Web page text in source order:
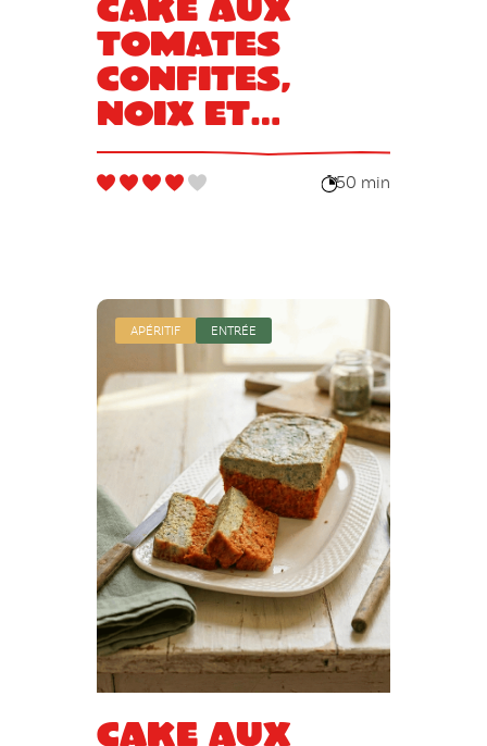
tomates
confites,
noix et
tapenade
50 min
APÉRITIF ENTRÉE
Cake aux